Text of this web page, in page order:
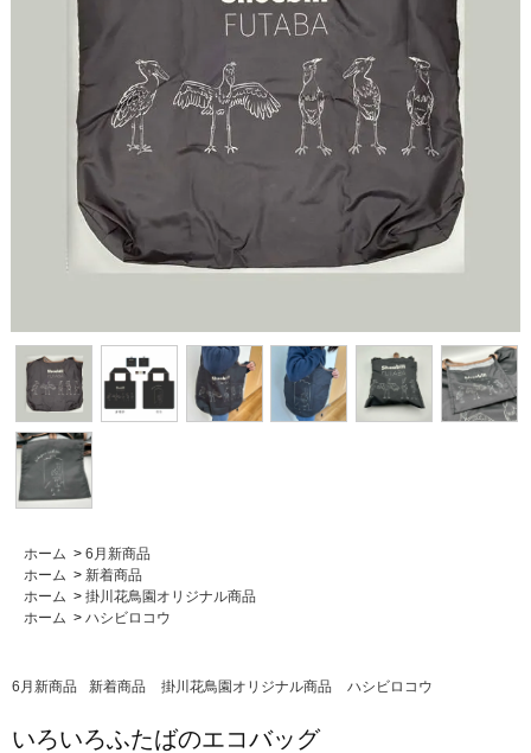
ホーム > 6月新商品
ホーム > 新着商品
ホーム > 掛川花鳥園オリジナル商品
ホーム > ハシビロコウ
6月新商品 新着商品 掛川花鳥園オリジナル商品 ハシビロコウ
いろいろふたばのエコバッグ